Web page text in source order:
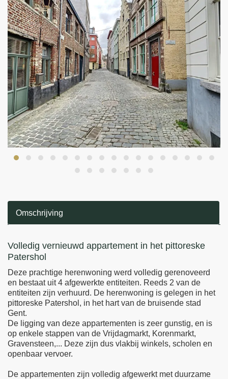
Omschrijving
Omschrijving
Volledig vernieuwd appartement in het pittoreske
Patershol
Deze prachtige herenwoning werd volledig gerenoveerd
en bestaat uit 4 afgewerkte entiteiten. Reeds 2 van de
entiteiten zijn verhuurd. De herenwoning is gelegen in het
pittoreske Patershol, in het hart van de bruisende stad
Gent.
De ligging van deze appartementen is zeer gunstig, en is
op enkele stappen van de Vrijdagmarkt, Korenmarkt,
Gravensteen,... Deze zijn dus vlakbij winkels, scholen en
openbaar vervoer.
De appartementen zijn volledig afgewerkt met duurzame